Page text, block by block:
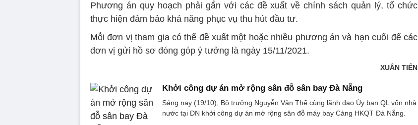
Phương án quy hoạch phải gắn với các đề xuất về chính sách quản lý, tổ chức
thực hiện đảm bảo khả năng phục vụ thu hút đầu tư.
Mỗi đơn vị tham gia có thể đề xuất một hoặc nhiều phương án và hạn cuối để các
đơn vị gửi hồ sơ đóng góp ý tưởng là ngày 15/11/2021.
XUÂN TIẾN
Khởi công dự án mở rộng sân đỗ sân bay Đà Nẵng
Sáng nay (19/10), Bộ trưởng Nguyễn Văn Thể cùng lãnh đạo Ủy ban QL vốn nhà
nước tại DN khởi công dự án mở rộng sân đỗ máy bay Cảng HKQT Đà Nẵng.